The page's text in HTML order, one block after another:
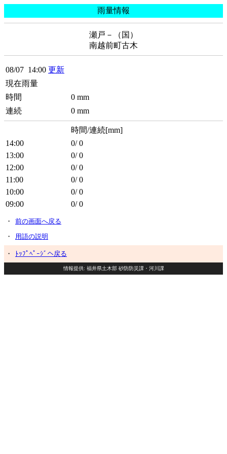
雨量情報
瀬戸－（国）
南越前町古木
08/07 14:00 更新
現在雨量
時間
0 mm
連続
0 mm
時間/連続[mm]
14:00
0/ 0
13:00
0/ 0
12:00
0/ 0
11:00
0/ 0
10:00
0/ 0
09:00
0/ 0
・
前の画面へ戻る
・
用語の説明
・ ﾄｯﾌﾟﾍﾟｰｼﾞへ戻る
情報提供: 福井県土木部 砂防防災課・河川課